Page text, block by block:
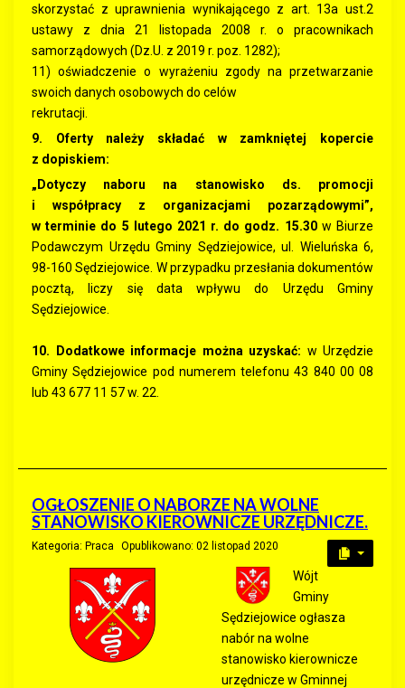
skorzystać z uprawnienia wynikającego z art. 13a ust.2
ustawy z dnia 21 listopada 2008 r. o pracownikach
samorządowych (Dz.U. z 2019 r. poz. 1282);
11) oświadczenie o wyrażeniu zgody na przetwarzanie
swoich danych osobowych do celów
rekrutacji.
9. Oferty należy składać w zamkniętej kopercie
z dopiskiem:
„Dotyczy naboru na stanowisko ds. promocji
i współpracy z organizacjami pozarządowymi”,
w terminie do 5 lutego 2021 r. do godz. 15.30w Biurze
Podawczym Urzędu Gminy Sędziejowice, ul. Wieluńska 6,
98-160 Sędziejowice. W przypadku przesłania dokumentów
pocztą, liczy się data wpływu do Urzędu Gminy
Sędziejowice.
10. Dodatkowe informacje można uzyskać: w Urzędzie
Gminy Sędziejowice pod numerem telefonu 43 840 00 08
lub 43 677 11 57 w. 22.
OGŁOSZENIE O NABORZE NA WOLNE
STANOWISKO KIEROWNICZE URZĘDNICZE.
Kategoria: Praca Opublikowano: 02 listopad 2020
Wójt
Gminy
Sędziejowice ogłasza
nabór na wolne
stanowisko kierownicze
urzędnicze w Gminnej